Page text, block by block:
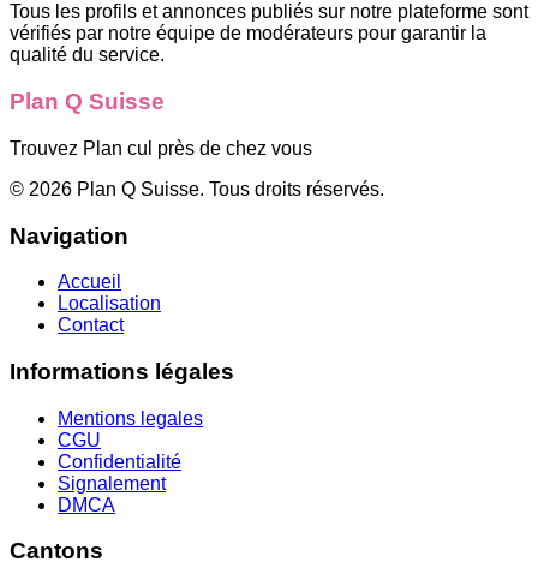
Tous les profils et annonces publiés sur notre plateforme sont
vérifiés par notre équipe de modérateurs pour garantir la
qualité du service.
Plan Q Suisse
Trouvez Plan cul près de chez vous
© 2026 Plan Q Suisse. Tous droits réservés.
Navigation
Accueil
Localisation
Contact
Informations légales
Mentions legales
CGU
Confidentialité
Signalement
DMCA
Cantons